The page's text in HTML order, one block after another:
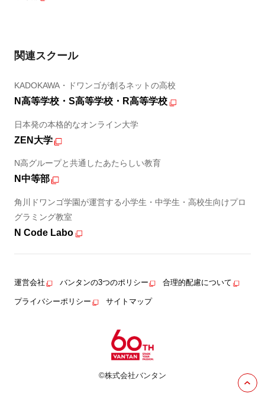
関連スクール
KADOKAWA・ドワンゴが創るネットの高校
N高等学校・S高等学校・R高等学校
日本発の本格的なオンライン大学
ZEN大学
N高グループと共通したあたらしい教育
N中等部
角川ドワンゴ学園が運営する小学生・中学生・高校生向けプロ
グラミング教室
N Code Labo
運営会社 バンタンの3つのポリシー 合理的配慮について
プライバシーポリシー サイトマップ
©株式会社バンタン